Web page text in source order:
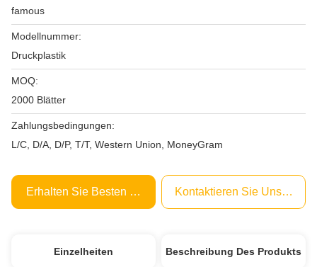
famous
Modellnummer:
Druckplastik
MOQ:
2000 Blätter
Zahlungsbedingungen:
L/C, D/A, D/P, T/T, Western Union, MoneyGram
Erhalten Sie Besten Preis Kontaktieren Sie Uns Jetzt
Einzelheiten Beschreibung Des Produkts